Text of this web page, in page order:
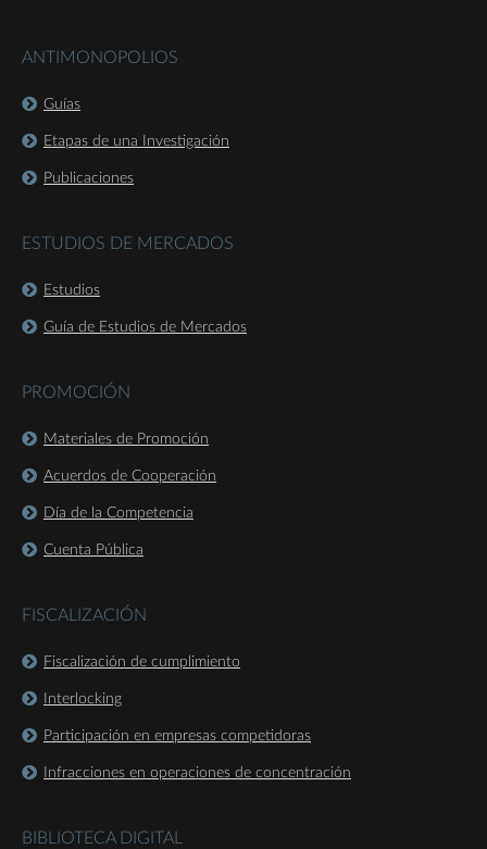
ANTIMONOPOLIOS
Guías
Etapas de una Investigación
Publicaciones
ESTUDIOS DE MERCADOS
Estudios
Guía de Estudios de Mercados
PROMOCIÓN
Materiales de Promoción
Acuerdos de Cooperación
Día de la Competencia
Cuenta Pública
FISCALIZACIÓN
Fiscalización de cumplimiento
Interlocking
Participación en empresas competidoras
Infracciones en operaciones de concentración
BIBLIOTECA DIGITAL